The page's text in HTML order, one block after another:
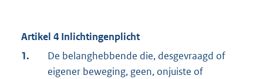
Artikel 4 Inlichtingenplicht
1.
De belanghebbende die, desgevraagd of
eigener beweging, geen, onjuiste of